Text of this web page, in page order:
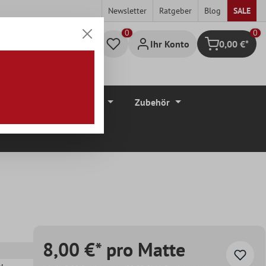
Newsletter Ratgeber Blog SALE
Ihr Konto Warenkorb
0
0,00 €*
Zubehör
8,00 €* pro Matte